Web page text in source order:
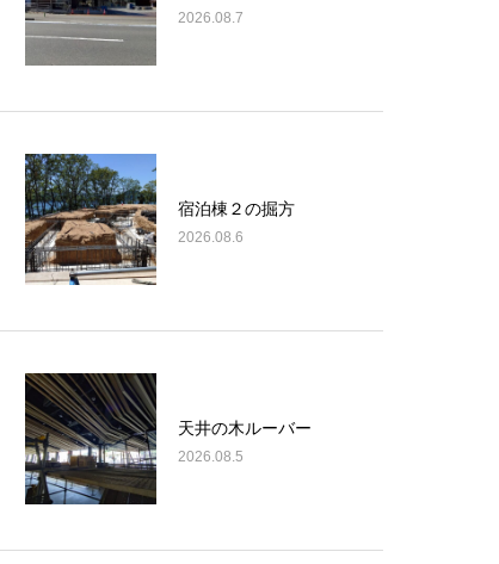
2026.08.7
宿泊棟２の掘方
2026.08.6
天井の木ルーバー
2026.08.5